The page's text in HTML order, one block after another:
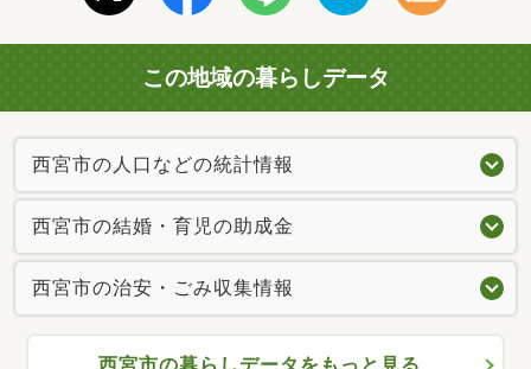
この地域の暮らしデータ
西宮市の人口などの統計情報
西宮市の結婚・育児の助成金
西宮市の治安・ごみ収集情報